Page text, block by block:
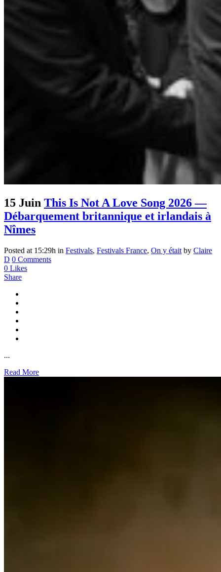
15 Juin This Is Not A Love Song 2026 —
Débarquement britannique et irlandais à
Nîmes
Posted at 15:29h in Festivals, Festivals France, On y était by Claire
D 0 Comments
0 Likes
Share
...
Read More